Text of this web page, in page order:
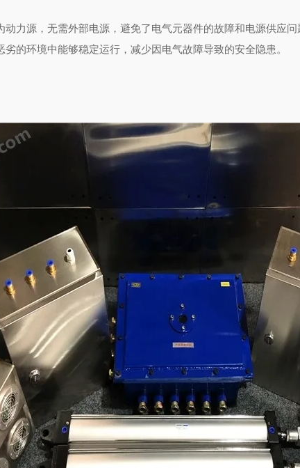
动力源，无需外部电源，避免了电气元器件的故障和电源供应
的环境中能够稳定运行，减少因电气故障导致的安全隐患。